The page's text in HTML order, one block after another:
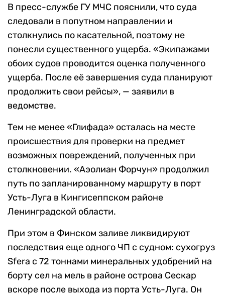
В пресс-службе ГУ МЧС пояснили, что суда
следовали в попутном направлении и
столкнулись по касательной, поэтому не
понесли существенного ущерба. «Экипажами
обоих судов проводится оценка полученного
ущерба. После её завершения суда планируют
продолжить свои рейсы», — заявили в
ведомстве.
Тем не менее «Глифада» осталась на месте
происшествия для проверки на предмет
возможных повреждений, полученных при
столкновении. «Аэолиан Форчун» продолжил
путь по запланированному маршруту в порт
Усть-Луга в Кингисеппском районе
Ленинградской области.
При этом в Финском заливе ликвидируют
последствия еще одного ЧП с судном: сухогруз
Sfera с 72 тоннами минеральных удобрений на
борту сел на мель в районе острова Сескар
вскоре после выхода из порта Усть-Луга. Он